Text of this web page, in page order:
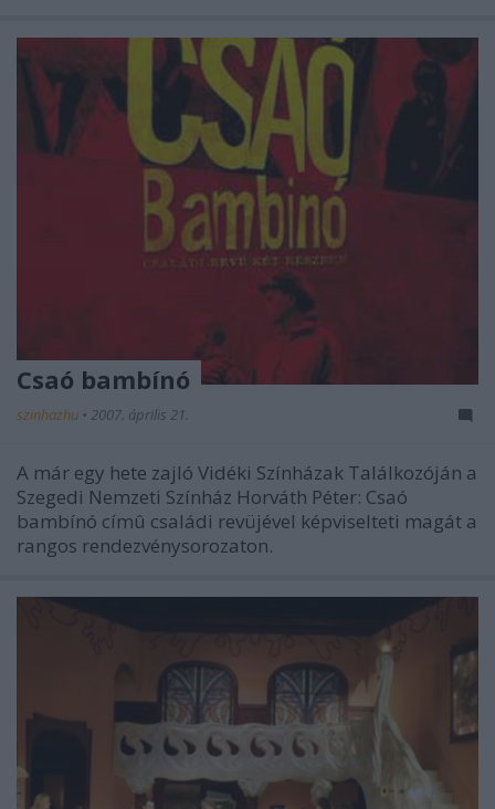
Csaó bambínó
szinhazhu • 2007. április 21.
A már egy hete zajló Vidéki Színházak Találkozóján a
Szegedi Nemzeti Színház Horváth Péter: Csaó
bambínó címû családi revüjével képviselteti magát a
rangos rendezvénysorozaton.